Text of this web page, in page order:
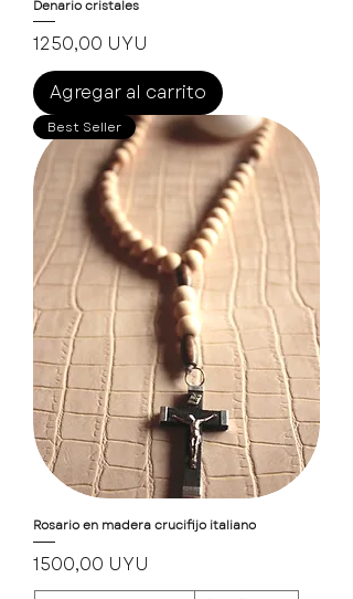
Denario cristales
Precio
1250,00 UYU
Agregar al carrito
Best Seller
Rosario en madera crucifijo italiano
Precio
1500,00 UYU